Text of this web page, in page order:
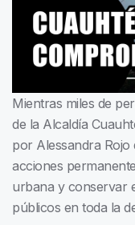
Mientras miles de
de la Alcaldía
por Alessandra Rojo
acciones
urbana y conservar
públicos en toda la